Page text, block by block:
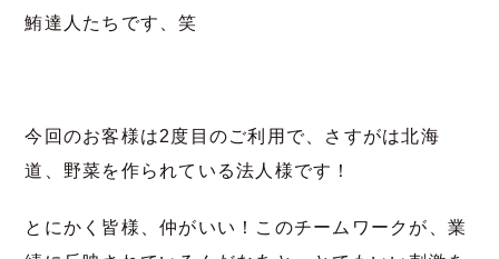
鮪達人たちです、笑
今回のお客様は2度目のご利用で、さすがは北海
道、野菜を作られている法人様です！
とにかく皆様、仲がいい！このチームワークが、業